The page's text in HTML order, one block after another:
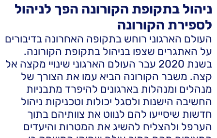
ניהול בתקופת הקורונה הפך לניהול
לספירת הקורונה
העולם הארגוני רוחש בתקופה האחרונה בדיבורים
על האתגרים שצפו בניהול בתקופת הקורונה.
בשנת 2020 עבר העולם הארגוני שינויי מקצה אל
קצה. משבר הקורונה הביא עמו את הצורך של
מנהלים ומנהלות בארגונים להיפרד מתבניות
החשיבה הישנות ולסגל יכולות וטכניקות ניהול
חדשות שיסייעו להם לנווט את צוותיהם בתוך
הערפל ולהצליח להשיג את המטרות והיעדים